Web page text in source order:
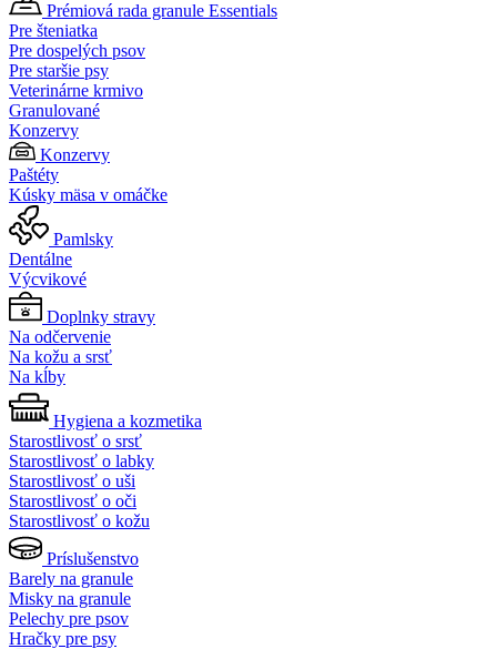
Prémiová rada granule Essentials
Pre šteniatka
Pre dospelých psov
Pre staršie psy
Veterinárne krmivo
Granulované
Konzervy
Konzervy
Paštéty
Kúsky mäsa v omáčke
Pamlsky
Dentálne
Výcvikové
Doplnky stravy
Na odčervenie
Na kožu a srsť
Na kĺby
Hygiena a kozmetika
Starostlivosť o srsť
Starostlivosť o labky
Starostlivosť o uši
Starostlivosť o oči
Starostlivosť o kožu
Príslušenstvo
Barely na granule
Misky na granule
Pelechy pre psov
Hračky pre psy